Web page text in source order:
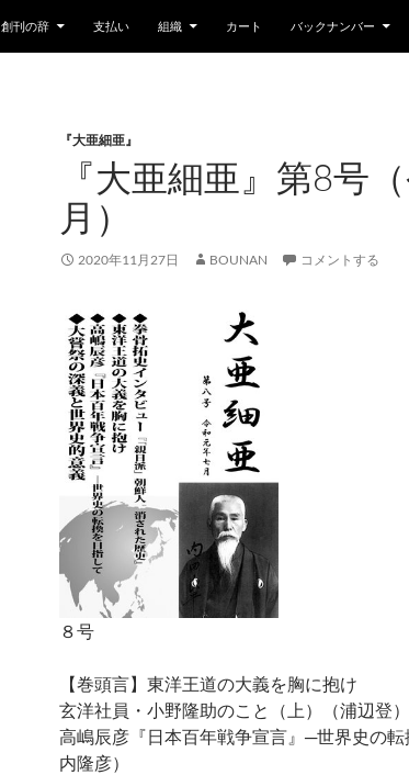
創刊の辞 支払い 組織 カート バックナンバー
『大亜細亜』
『大亜細亜』第8号
月）
2020年11月27日 BOUNAN コメントする
８号
【巻頭言】東洋王道の大義を胸に抱け
玄洋社員・小野隆助のこと（上）（浦辺登）
高嶋辰彦『日本百年戦争宣言』─世界史の
内隆彦）